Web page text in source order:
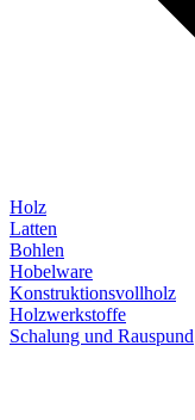
Holz
Latten
Bohlen
Hobelware
Konstruktionsvollholz
Holzwerkstoffe
Schalung und Rauspund